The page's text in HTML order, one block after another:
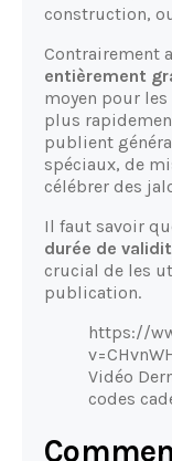
construction,
Contrairement
entièrement
moyen pour
plus
publient
spéciaux, de
célébrer des
Il faut savoir
durée de
crucial de les
publication.
https://
Vidéo
codes